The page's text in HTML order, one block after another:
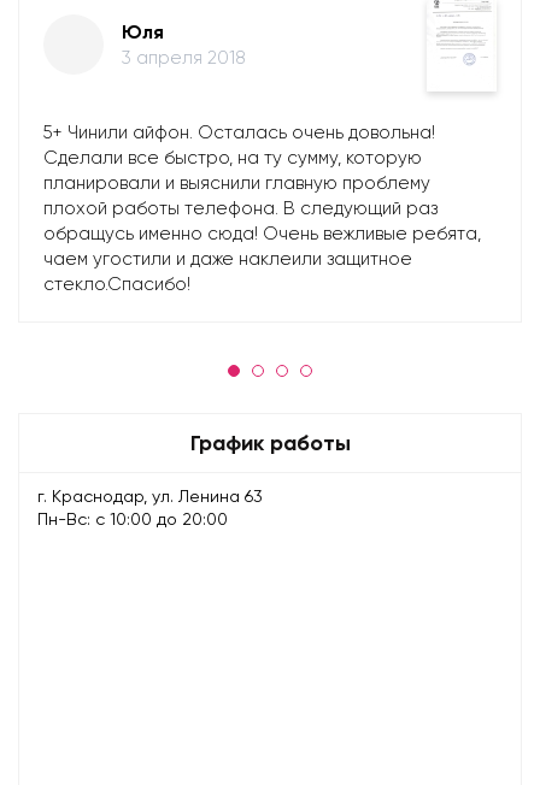
Юля
3 апреля 2018
5+ Чинили айфон. Осталась очень довольна!
Сделали все быстро, на ту сумму, которую
планировали и выяснили главную проблему
плохой работы телефона. В следующий раз
обращусь именно сюда! Очень вежливые ребята,
чаем угостили и даже наклеили защитное
стекло.Спасибо!
График работы
г. Краснодар, ул. Ленина 63
Пн-Вс: с 10:00 до 20:00